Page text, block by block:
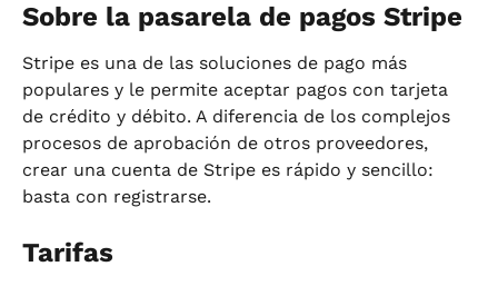
Sobre la pasarela de pagos Stripe
Stripe es una de las soluciones de pago más
populares y le permite aceptar pagos con tarjeta
de crédito y débito. A diferencia de los complejos
procesos de aprobación de otros proveedores,
crear una cuenta de Stripe es rápido y sencillo:
basta con registrarse.
Tarifas